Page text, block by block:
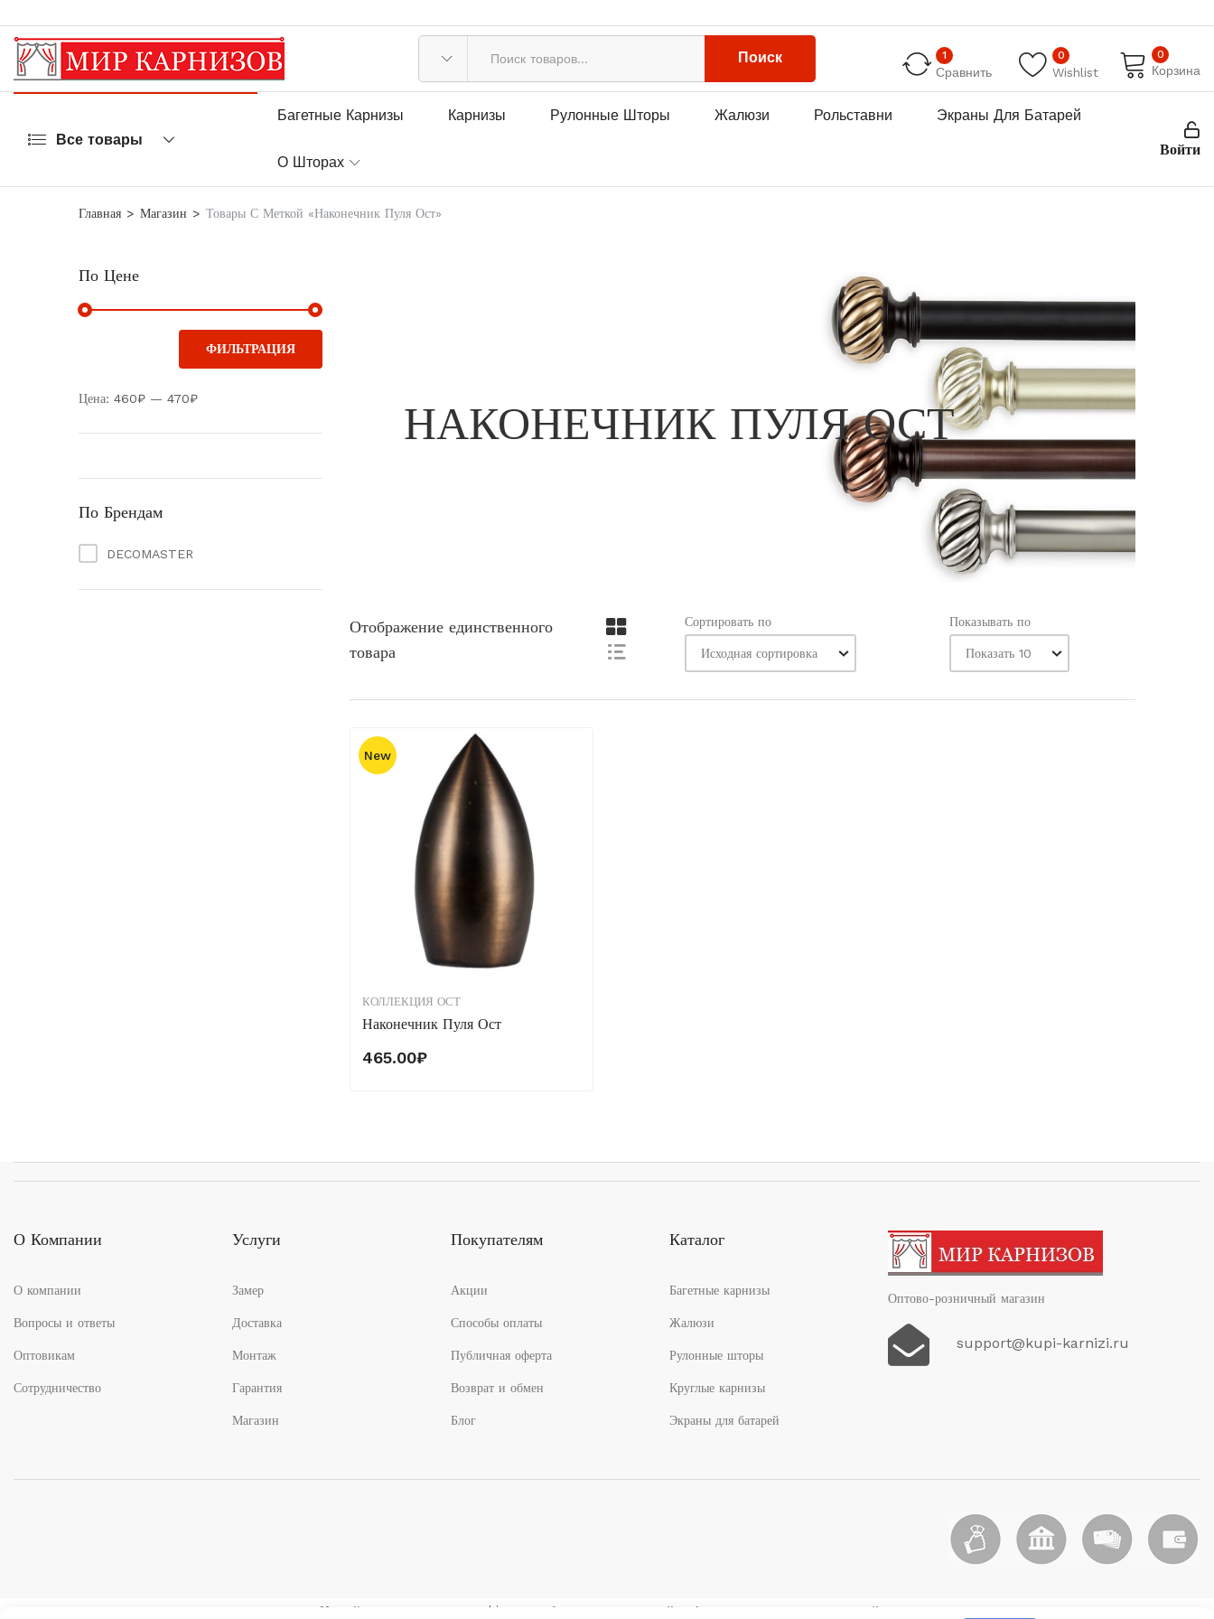
Поиск 1
Сравнить
0
Wishlist
0
Корзина
Все товары
Багетные Карнизы Карнизы Рулонные Шторы Жалюзи Рольставни Экраны Для Батарей
О Шторах
Войти
Главная Магазин Товары С Меткой «Наконечник Пуля Ост»
НАКОНЕЧНИК ПУЛЯ ОСТ
Отображение единственного
товара
Сортировать по Показывать по
New
КОЛЛЕКЦИЯ ОСТ
Наконечник Пуля Ост
465.00₽
По Цене
ФИЛЬТРАЦИЯ
Цена: 460₽ — 470₽
По Брендам
DECOMASTER
О Компании
О компании
Вопросы и ответы
Оптовикам
Сотрудничество
Услуги
Замер
Доставка
Монтаж
Гарантия
Магазин
Покупателям
Акции
Способы оплаты
Публичная оферта
Возврат и обмен
Блог
Каталог
Багетные карнизы
Жалюзи
Рулонные шторы
Круглые карнизы
Экраны для батарей
Оптово-розничный магазин
support@kupi-karnizi.ru
На сайте используются cookies для сбора статистической информации о пользователях сайта.